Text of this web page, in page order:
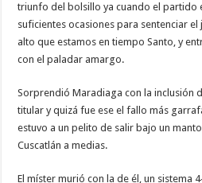
triunfo del bolsillo ya cuando el partido
suficientes ocasiones para sentenciar
alto que estamos en tiempo Santo, y
con el paladar amargo.
Sorprendió Maradiaga con la inclusión
titular y quizá fue ese el fallo más
estuvo a un pelito de salir bajo un
Cuscatlán a medias.
El míster murió con la de él, un sistema